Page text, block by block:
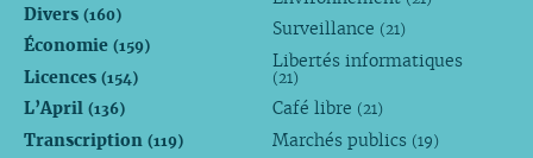
Divers (160)
Économie (159)
Licences (154)
L’April (136)
Transcription (119)
Surveillance (21)
Libertés informatiques
(21)
Café libre (21)
Marchés publics (19)